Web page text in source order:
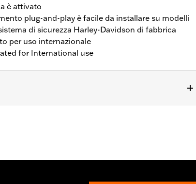
è attivato
plug-and-play è facile da installare su modelli
di sicurezza Harley-Davidson di fabbrica
per uso internazionale
for International use
N 69201473. 2002-2006. I modelli VRSCA, VRSCB,